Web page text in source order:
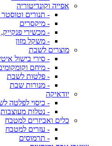
אפייה וקונדיטוריה
- תנורים וטוסטר
- מיקסרים
- מכשירי פנקייק,
- משקל מזון
מוצרים לשבת
- סירי בישול
- מיחם
- פלטות לשבת
- מנורות שבת
יודאיקה
- כיסוי לפלטה
- נטלות מעוצבות
כלים ואביזרים למטבח
- עזרים למטבח
- תרמוסים